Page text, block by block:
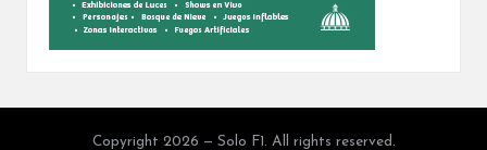
Copyright 2026 — Solo F1. All rights reserved.